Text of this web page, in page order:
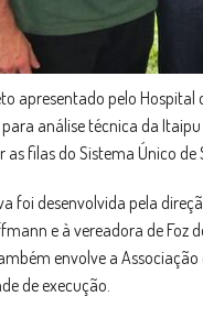
apresentado pelo Hospital
análise técnica da
as filas do Sistema Único de
foi desenvolvida pela
e à vereadora de Foz
envolve a Associação
de execução.